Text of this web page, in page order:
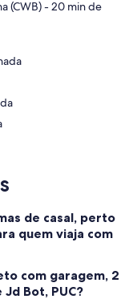
(CWB) - 20 min de
de casal, perto
quem viaja com
com garagem, 2
Bot, PUC?